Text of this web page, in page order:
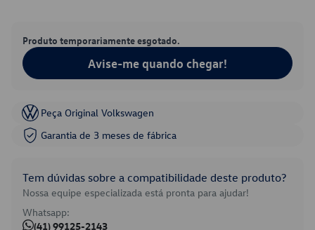
Produto temporariamente esgotado.
Avise-me quando chegar!
Peça Original Volkswagen
Garantia de 3 meses de fábrica
Tem dúvidas sobre a compatibilidade deste produto?
Nossa equipe especializada está pronta para ajudar!
Whatsapp:
(41) 99125-2143